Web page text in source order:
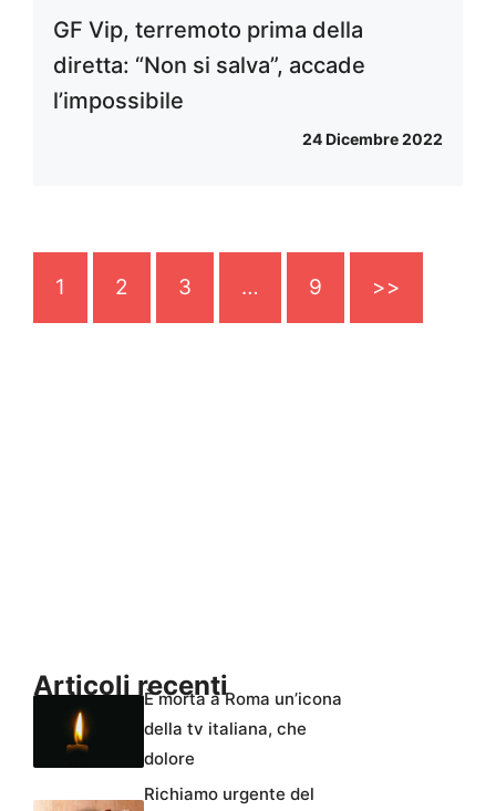
GF Vip, terremoto prima della
diretta: “Non si salva”, accade
l’impossibile
24 Dicembre 2022
1 2 3 … 9 >>
Articoli recentiÈ morta a Roma un’icona
della tv italiana, che
dolore
Richiamo urgente del